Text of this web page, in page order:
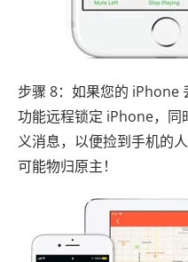
步骤 8：如果您的 iPhone
功能远程锁定 iPhone，同
义消息，以便捡到手机的
可能物归原主！